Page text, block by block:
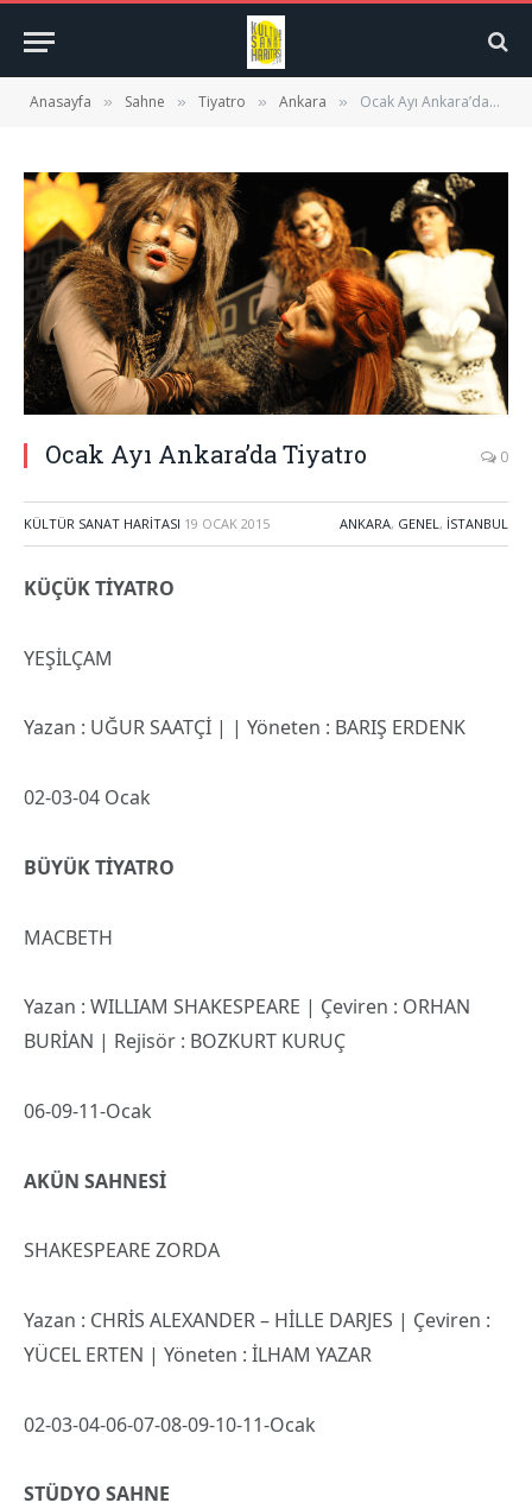
Anasayfa » Sahne » Tiyatro » Ankara » Ocak Ayı Ankara’da Tiyatro
Ocak Ayı Ankara’da Tiyatro 0
KÜLTÜR SANAT HARITASI 19 OCAK 2015 ANKARA, GENEL, İSTANBUL
KÜÇÜK TİYATRO
YEŞİLÇAM
Yazan : UĞUR SAATÇİ | | Yöneten : BARIŞ ERDENK
02-03-04 Ocak
BÜYÜK TİYATRO
MACBETH
Yazan : WILLIAM SHAKESPEARE | Çeviren : ORHAN
BURİAN | Rejisör : BOZKURT KURUÇ
06-09-11-Ocak
AKÜN SAHNESİ
SHAKESPEARE ZORDA
Yazan : CHRİS ALEXANDER – HİLLE DARJES | Çeviren :
YÜCEL ERTEN | Yöneten : İLHAM YAZAR
02-03-04-06-07-08-09-10-11-Ocak
STÜDYO SAHNE